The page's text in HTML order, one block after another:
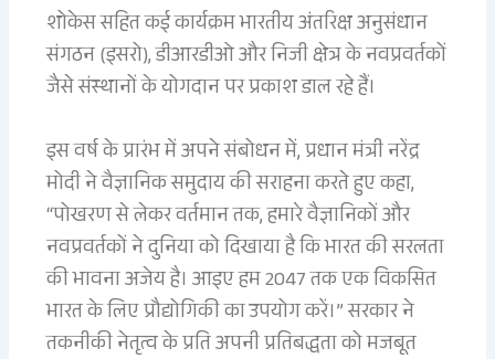
शोकेस सहित कई कार्यक्रम भारतीय अंतरिक्ष अनुसंधान
संगठन (इसरो), डीआरडीओ और निजी क्षेत्र के नवप्रवर्तकों
जैसे संस्थानों के योगदान पर प्रकाश डाल रहे हैं।
इस वर्ष के प्रारंभ में अपने संबोधन में, प्रधान मंत्री नरेंद्र
मोदी ने वैज्ञानिक समुदाय की सराहना करते हुए कहा,
“पोखरण से लेकर वर्तमान तक, हमारे वैज्ञानिकों और
नवप्रवर्तकों ने दुनिया को दिखाया है कि भारत की सरलता
की भावना अजेय है। आइए हम 2047 तक एक विकसित
भारत के लिए प्रौद्योगिकी का उपयोग करें।” सरकार ने
तकनीकी नेतृत्व के प्रति अपनी प्रतिबद्धता को मजबूत